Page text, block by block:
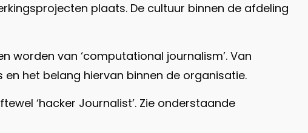
plaats. De cultuur binnen de afdeling
worden van ‘computational journalism’. Van
het belang hiervan binnen de organisatie.
‘hacker Journalist’. Zie onderstaande